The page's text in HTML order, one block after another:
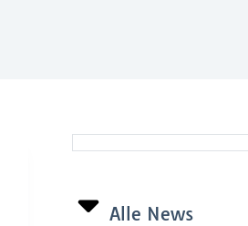
Alle News